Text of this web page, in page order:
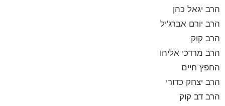
הרב יגאל כהן
הרב יורם אברג'יל
הרב קוק
הרב מרדכי אליהו
החפץ חיים
הרב יצחק כדורי
הרב דב קוק